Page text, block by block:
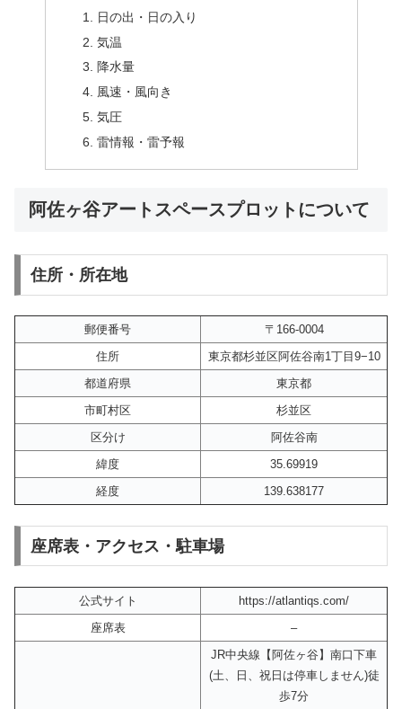
日の出・日の入り
気温
降水量
風速・風向き
気圧
雷情報・雷予報
阿佐ヶ谷アートスペースプロットについて
住所・所在地
郵便番号
〒166-0004
住所
東京都杉並区阿佐谷南1丁目9−10
都道府県
東京都
市町村区
杉並区
区分け
阿佐谷南
緯度
35.69919
経度
139.638177
座席表・アクセス・駐車場
公式サイト
https://atlantiqs.com/
座席表
–
JR中央線【阿佐ヶ谷】南口下車
(土、日、祝日は停車しません)徒
歩7分